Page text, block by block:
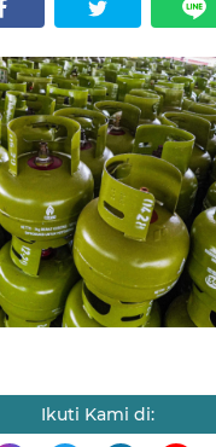
Ikuti Kami di: